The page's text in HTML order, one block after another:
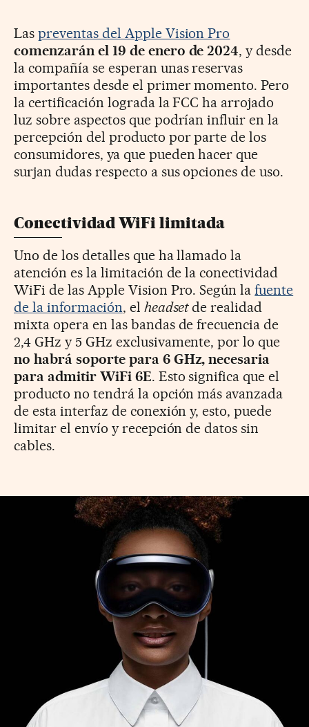
Las preventas del Apple Vision Pro
comenzarán el 19 de enero de 2024, y desde
la compañía se esperan unas reservas
importantes desde el primer momento. Pero
la certificación lograda la FCC ha arrojado
luz sobre aspectos que podrían influir en la
percepción del producto por parte de los
consumidores, ya que pueden hacer que
surjan dudas respecto a sus opciones de uso.
Conectividad WiFi limitada
Uno de los detalles que ha llamado la
atención es la limitación de la conectividad
WiFi de las Apple Vision Pro. Según lafuente
de la información, el headsetde realidad
mixta opera en las bandas de frecuencia de
2,4 GHz y 5 GHz exclusivamente, por lo que
no habrá soporte para 6 GHz, necesaria
para admitir WiFi 6E. Esto significa que el
producto no tendrá la opción más avanzada
de esta interfaz de conexión y, esto, puede
limitar el envío y recepción de datos sin
cables.